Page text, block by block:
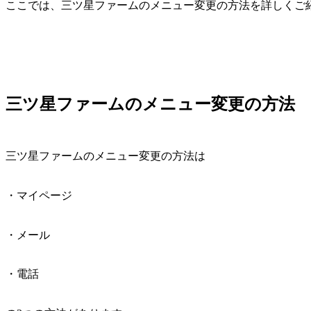
ここでは、三ツ星ファームのメニュー変更の方法を詳しくご
三ツ星ファームのメニュー変更の方法
三ツ星ファームのメニュー変更の方法は
・マイページ
・メール
・電話